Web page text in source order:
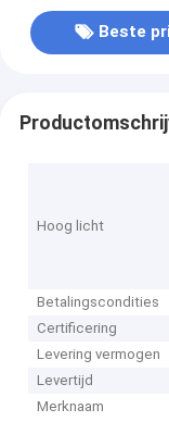
Beste
Hoog licht
Betalingscondities
Certificering
Levering vermogen
Levertijd
Merknaam